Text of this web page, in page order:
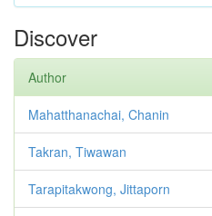
Discover
Author
Mahatthanachai, Chanin
Takran, Tiwawan
Tarapitakwong, Jittaporn